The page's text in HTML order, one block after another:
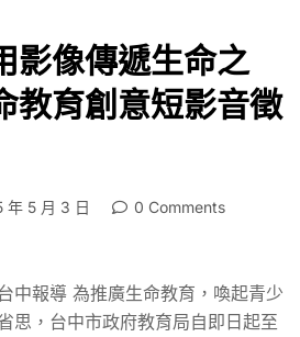
影像傳遞生命之
育創意短影音徵
年 5 月 3 日
0 Comments
中報導 為推廣生命教育，喚起青少
思，台中市政府教育局自即日起至